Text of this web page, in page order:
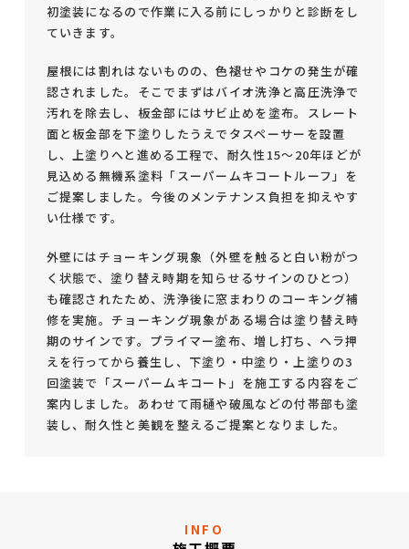
初塗装になるので作業に入る前にしっかりと診断をし
ていきます。
屋根には割れはないものの、色褪せやコケの発生が確
認されました。そこでまずはバイオ洗浄と高圧洗浄で
汚れを除去し、板金部にはサビ止めを塗布。スレート
面と板金部を下塗りしたうえでタスペーサーを設置
し、上塗りへと進める工程で、耐久性15～20年ほどが
見込める無機系塗料「スーパームキコートルーフ」を
ご提案しました。今後のメンテナンス負担を抑えやす
い仕様です。
外壁にはチョーキング現象（外壁を触ると白い粉がつ
く状態で、塗り替え時期を知らせるサインのひとつ）
も確認されたため、洗浄後に窓まわりのコーキング補
修を実施。チョーキング現象がある場合は塗り替え時
期のサインです。プライマー塗布、増し打ち、ヘラ押
えを行ってから養生し、下塗り・中塗り・上塗りの3
回塗装で「スーパームキコート」を施工する内容をご
案内しました。あわせて雨樋や破風などの付帯部も塗
装し、耐久性と美観を整えるご提案となりました。
INFO